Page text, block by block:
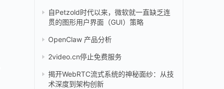
自Petzold时代以来，微软就一直缺乏连
贯的图形用户界面（GUI）策略
OpenClaw 产品分析
2video.cn停止免费服务
揭开WebRTC流式系统的神秘面纱：从技
术深度到架构创新